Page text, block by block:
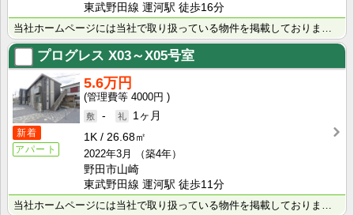
東武野田線 運河駅 徒歩16分
プログレス X03～X05号室
新着
アパート
5.6万円
4000円
-
1ヶ月
1K
26.68㎡
2022年3月
（築4年）
野田市山崎
東武野田線 運河駅 徒歩11分